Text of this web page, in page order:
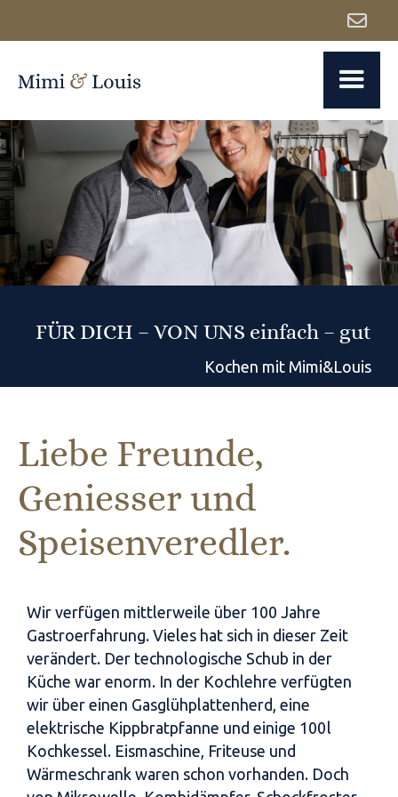

FÜR DICH – VON UNS einfach – gut
Kochen mit Mimi&Louis
Liebe Freunde,
Geniesser und
Speisenveredler.
Wir verfügen mittlerweile über 100 Jahre
Gastroerfahrung. Vieles hat sich in dieser Zeit
verändert. Der technologische Schub in der
Küche war enorm. In der Kochlehre verfügten
wir über einen Gasglühplattenherd, eine
elektrische Kippbratpfanne und einige 100 l
Kochkessel. Eismaschine, Friteuse und
Wärmeschrank waren schon vorhanden. Doch